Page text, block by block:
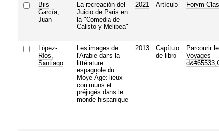
Bris
García,
Juan
La recreación del
Juicio de Paris en
la "Comedia de
Calisto y Melibea"
2021 Artículo Forym
López-
Ríos,
Santiago
Les images de
l'Arabie dans la
littérature
espagnole du
Moye Âge: lieux
communs et
préjugés dans le
monde hispanique
2013
Capítulo
de libro
Parcourir
Voyages